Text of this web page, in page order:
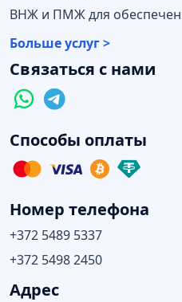
ВНЖ и ПМЖ для
Больше услуг >
Связаться с нами
Способы оплаты
Номер телефона
+372 5489 5337
+372 5498 2450
Адрес